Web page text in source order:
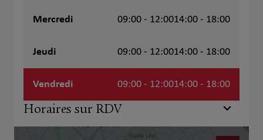
Mercredi 09:00 - 12:0014:00 - 18:00
Jeudi 09:00 - 12:0014:00 - 18:00
Vendredi 09:00 - 12:0014:00 - 18:00
Horaires sur RDV